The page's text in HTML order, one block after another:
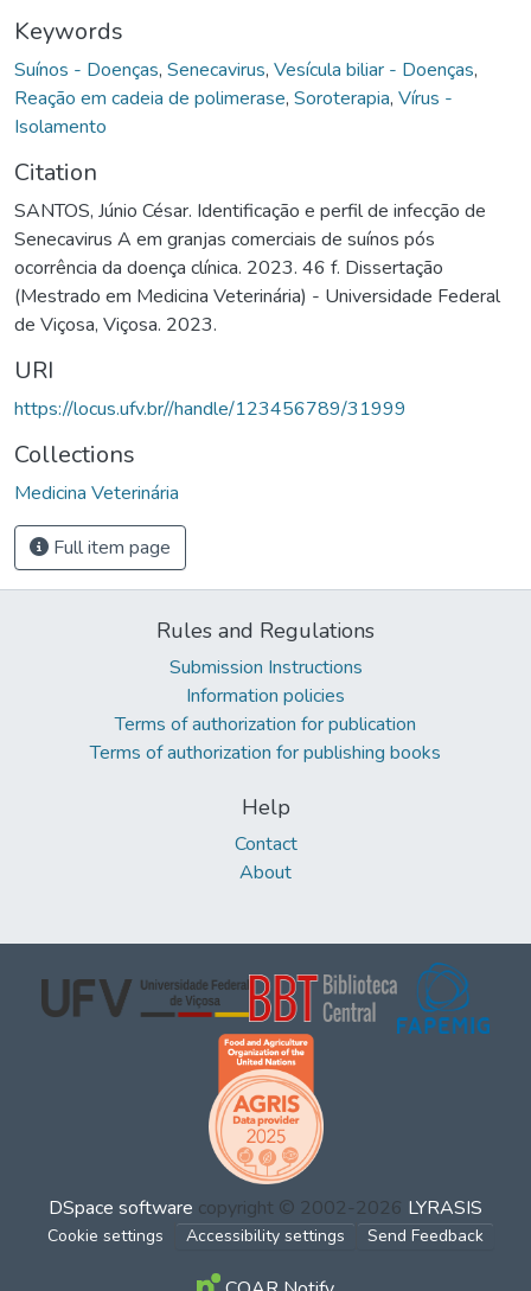
Keywords
Suínos - Doenças, Senecavirus, Vesícula biliar - Doenças,
Reação em cadeia de polimerase, Soroterapia, Vírus -
Isolamento
Citation
SANTOS, Júnio César. Identificação e perfil de infecção de
Senecavirus A em granjas comerciais de suínos pós
ocorrência da doença clínica. 2023. 46 f. Dissertação
(Mestrado em Medicina Veterinária) - Universidade Federal
de Viçosa, Viçosa. 2023.
URI
https://locus.ufv.br//handle/123456789/31999
Collections
Medicina Veterinária
Full item page
Rules and Regulations
Submission Instructions
Information policies
Terms of authorization for publication
Terms of authorization for publishing books
Help
Contact
About
DSpace software copyright © 2002-2026 LYRASIS
Cookie settings Accessibility settings Send Feedback